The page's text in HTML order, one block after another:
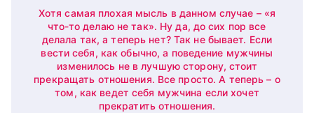
Хотя самая плохая мысль в данном случае – «я
что-то делаю не так». Ну да, до сих пор все
делала так, а теперь нет? Так не бывает. Если
вести себя, как обычно, а поведение мужчины
изменилось не в лучшую сторону, стоит
прекращать отношения. Все просто. А теперь – о
том, как ведет себя мужчина если хочет
прекратить отношения.